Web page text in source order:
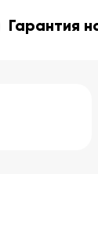
Гарантия